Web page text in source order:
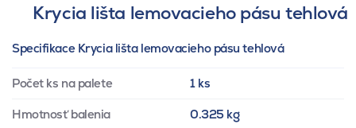
Krycia lišta lemovacieho pásu tehlová
Specifikace Krycia lišta lemovacieho pásu tehlová
Počet ks na palete 1 ks
Hmotnosť balenia 0.325 kg